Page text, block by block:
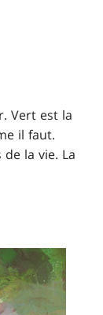
Vert est la
il faut.
la vie. La